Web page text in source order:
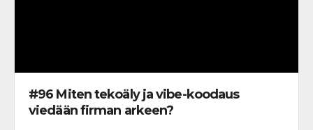
#96 Miten tekoäly ja vibe-koodaus
viedään firman arkeen?